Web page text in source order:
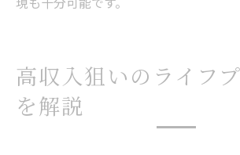
高収入狙いのライフ
を解説